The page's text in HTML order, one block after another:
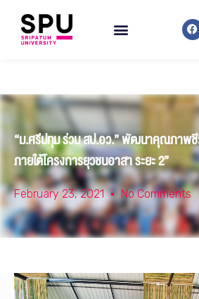
“ม.ศรีปทุม ร่วม สป.อว.” พัฒนาคุณภาพ
ภายใต้โครงการยุวชนอาสา ระยะ 2”
February 23, 2021 No Comments